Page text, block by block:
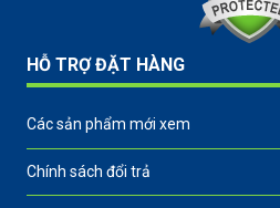
HỖ TRỢ ĐẶT HÀNG
Các sản phẩm mới xem
Chính sách đổi trả